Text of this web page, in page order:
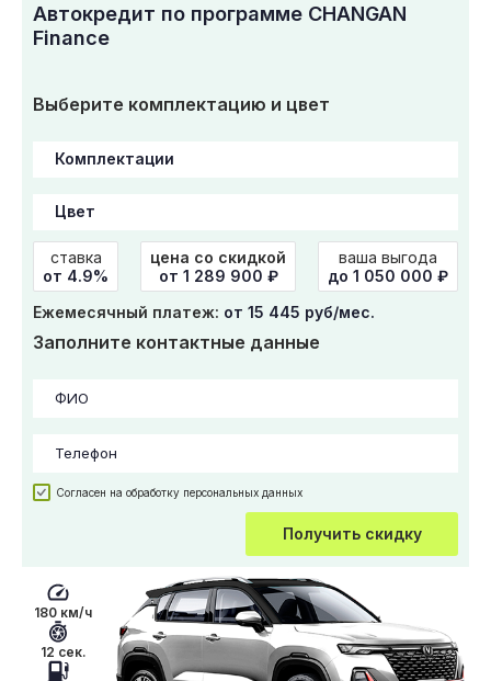
Автокредит по программе CHANGAN
Finance
Выберите комплектацию и цвет
ставка
от 4.9%
цена со скидкой
от 1 289 900 ₽
ваша выгода
до 1 050 000 ₽
Ежемесячный платеж: от 15 445 руб/мес.
Заполните контактные данные
Согласен на обработку персональных данных
Получить скидку
180 км/ч
12 сек.